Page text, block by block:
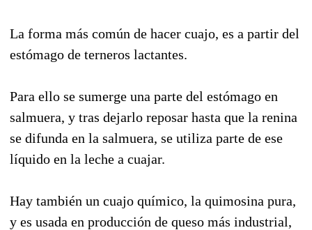
La forma más común de hacer cuajo, es a partir del
estómago de terneros lactantes.
Para ello se sumerge una parte del estómago en
salmuera, y tras dejarlo reposar hasta que la renina
se difunda en la salmuera, se utiliza parte de ese
líquido en la leche a cuajar.
Hay también un cuajo químico, la quimosina pura,
y es usada en producción de queso más industrial,